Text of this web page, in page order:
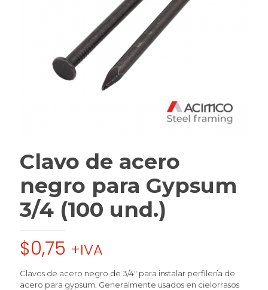
Clavo de acero
negro para Gypsum
3/4 (100 und.)
$0,75 +IVA
Clavos de acero negro de 3/4″ para instalar perfilería de
acero para gypsum. Generalmente usados en cielorrasos